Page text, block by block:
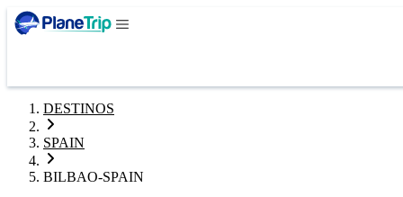
DESTINOS
SPAIN
BILBAO-SPAIN